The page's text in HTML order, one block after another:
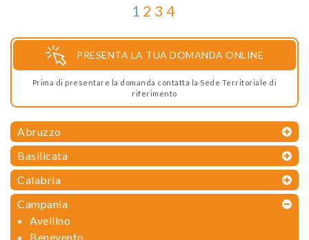
1 2 3 4
PRESENTA LA TUA DOMANDA ONLINE
Prima di presentare la domanda contatta la Sede Territoriale di
riferimento
Abruzzo
Basilicata
Calabria
Campania
Avellino
Benevento